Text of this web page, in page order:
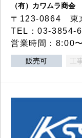
（有）カワムラ商会
〒123-0864 東
TEL：03-3854-
営業時間：8:00
販売可 工